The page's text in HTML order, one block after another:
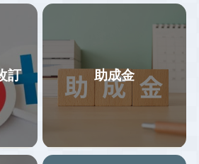
フロ
ダー
理。
ムー
社２名体制で情報共有しながら
対応しているので、属人化して
おらず、担当者が引き継ぎなく
訂 助成金